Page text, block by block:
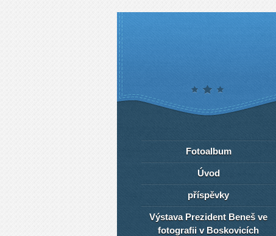
Fotoalbum
Úvod
příspěvky
Výstava Prezident Beneš ve
fotografii v Boskovicích